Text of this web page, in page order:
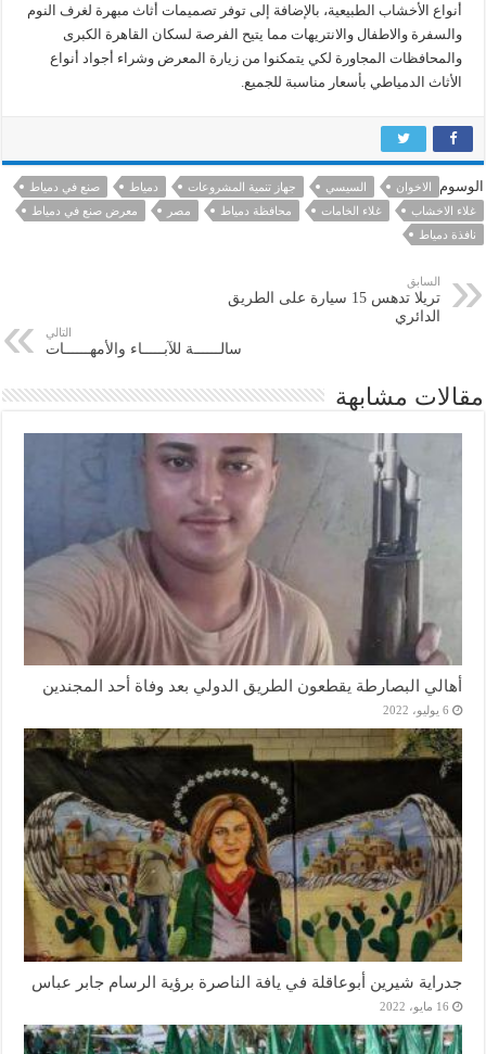
أنواع الأخشاب الطبيعية، بالإضافة إلى توفر تصميمات أثاث مبهرة لغرف النوم
والسفرة والاطفال والانتريهات مما يتيح الفرصة لسكان القاهرة الكبرى
والمحافظات المجاورة لكي يتمكنوا من زيارة المعرض وشراء أجواد أنواع
الأثاث الدمياطي بأسعار مناسبة للجميع.
الوسوم الاخوان السيسي جهاز تنمية المشروعات دمياط
صنع في دمياط
غلاء الاخشاب
غلاء الخامات محافظة دمياط مصر
معرض صنع في دمياط
نافذة دمياط
السابق
تريلا تدهس 15 سيارة على الطريق
الدائري
التالي
سالــــــة للآبـــــاء والأمهــــــات
مقالات مشابهة
أهالي البصارطة يقطعون الطريق الدولي بعد وفاة أحد المجندين
6 يوليو، 2022
جدراية شيرين أبوعاقلة في يافة الناصرة برؤية الرسام جابر عباس
16 مايو، 2022